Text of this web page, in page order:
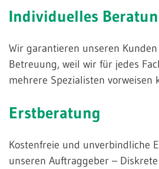
Individuelles
Wir garantieren unseren
Betreuung, weil wir für jedes
mehrere Spezialisten vorweisen
Erstberatung
Kostenfreie und unverbindliche
unseren Auftraggeber –